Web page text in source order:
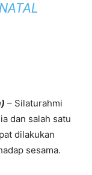
– Silaturahmi
dan salah satu
dilakukan
sesama.